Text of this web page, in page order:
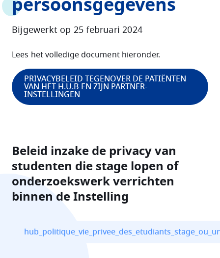
persoonsgegevens
Bijgewerkt op 25 februari 2024
Lees het volledige document hieronder.
PRIVACYBELEID TEGENOVER DE PATIËNTEN
VAN HET H.U.B EN ZIJN PARTNER-
INSTELLINGEN
Beleid inzake de privacy van
studenten die stage lopen of
onderzoekswerk verrichten
binnen de Instelling